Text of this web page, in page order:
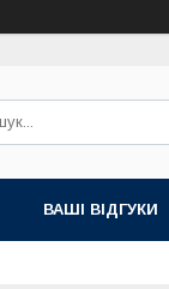
ВАШІ ВІДГУКИ